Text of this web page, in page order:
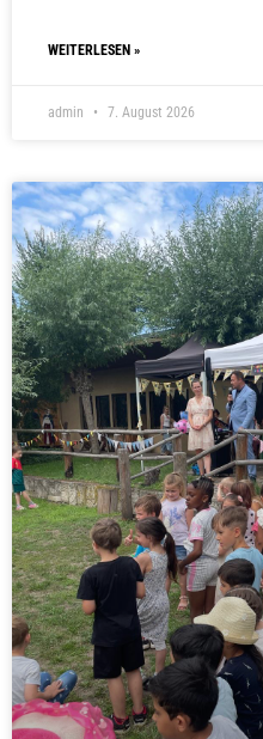
WEITERLESEN »
admin 7. August 2026